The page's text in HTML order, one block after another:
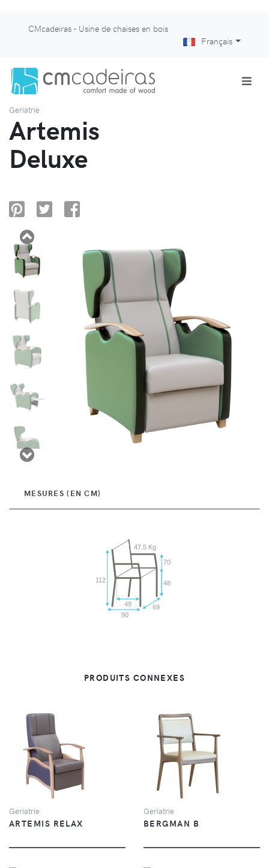
CMcadeiras - Usine de chaises en bois
Français
Geriatrie
Artemis
Deluxe
MESURES (EN CM)
112
49
90
69
48
70
47.5 Kg
PRODUITS CONNEXES
VUE
Geriatrie
ARTEMIS RELAX
VUE
Geriatrie
BERGMAN B